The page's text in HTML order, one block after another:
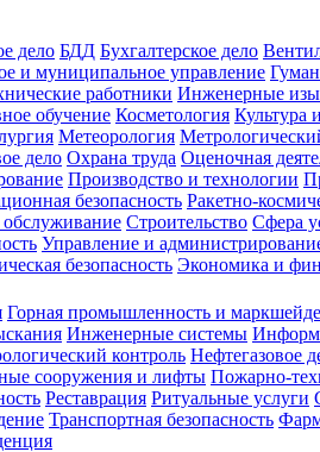
дело БДД Бухгалтерское дело
и муниципальное управление
работники Инженерные
обучение Косметология Культура
Метеорология
дело Охрана труда Оценочная
Производство и технологии
безопасность Ракетно-
Строительство Сфера
Управление и
безопасность Экономика и
Горная промышленность и
Инженерные системы
контроль Нефтегазовое
сооружения и лифты Пожарно-
Реставрация Ритуальные услуги
Транспортная безопасность